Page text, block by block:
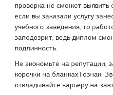
проверка не сможет выявить
если вы заказали услугу
учебного заведения, то
заподозрит, ведь диплом
подлинность.
Не экономьте на репутации,
корочки на бланках Гознак.
откладывайте карьеру на